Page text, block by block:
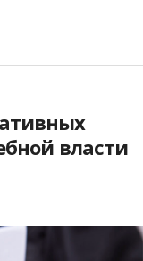
власти